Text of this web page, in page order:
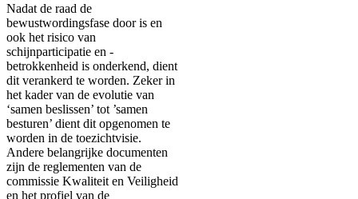
Nadat de raad de
bewustwordingsfase door is en
ook het risico van
schijnparticipatie en -
betrokkenheid is onderkend, dient
dit verankerd te worden. Zeker in
het kader van de evolutie van
‘samen beslissen’ tot ’samen
besturen’ dient dit opgenomen te
worden in de toezichtvisie.
Andere belangrijke documenten
zijn de reglementen van de
commissie Kwaliteit en Veiligheid
en het profiel van de